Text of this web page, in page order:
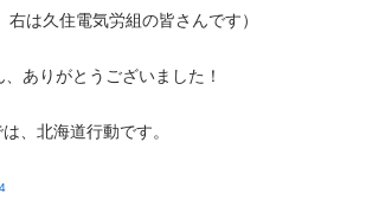
右は久住電気労組の皆さんです）
ありがとうございました！
、北海道行動です。